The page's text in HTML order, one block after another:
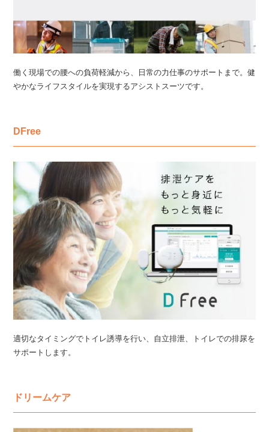
働く現場での腰への負荷軽減から、日常の力仕事のサポートまで。健
やかなライフスタイルを実現するアシストスーツです。
DFree
適切なタイミングでトイレ誘導を行い、自立排泄、トイレでの排尿を
サポートします。
ドリームケア